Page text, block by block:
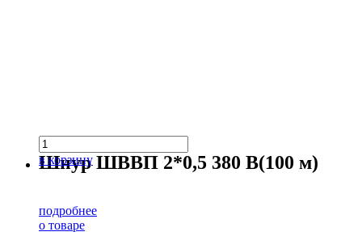
в корзину
Шнур ШВВП 2*0,5 380 В(100 м)
подробнее
о товаре